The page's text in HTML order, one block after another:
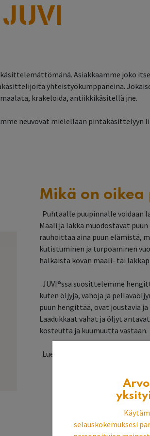
Asiakkaamme joko
yhteistyökumppaneina.
krakeloida, antiikkikäsitellä jne.
neuvovat mielellään pintakäsittelyyn
Mikä on
Puhtaalle puupinnalle
Maali ja lakka muodostavat
rauhoittaa aina puun elämistä,
kutistuminen ja turpoaminen
halkaista kovan maali- tai
JUVI®ssa suosittelemme
kuten öljyjä, vahoja ja
puun hengittää, ovat joustavia
Laadukkaat vahat ja öljyt
kosteutta ja kuumuutta vastaan.
Lue:
selauskokemuksesi